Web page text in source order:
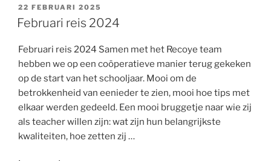
GEPLAATST
OP
22 FEBRUARI 2025
Februari reis 2024
Februari reis 2024 Samen met het Recoye team
hebben we op een coöperatieve manier terug gekeken
op de start van het schooljaar. Mooi om de
betrokkenheid van eenieder te zien, mooi hoe tips met
elkaar werden gedeeld. Een mooi bruggetje naar wie zij
als teacher willen zijn: wat zijn hun belangrijkste
kwaliteiten, hoe zetten zij …